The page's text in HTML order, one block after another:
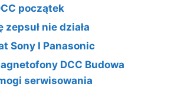
początek
nie działa
Sony I Panasonic
DCC Budowa
serwisowania